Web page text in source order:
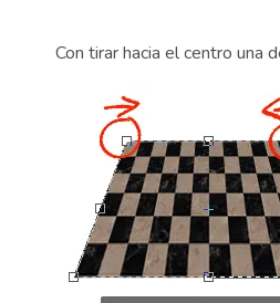
Con tirar hacia el centro una